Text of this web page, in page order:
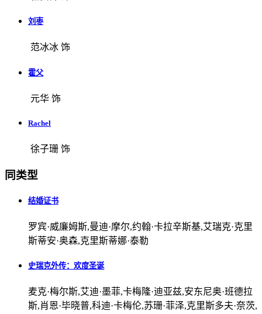
刘枣
范冰冰 饰
霍父
元华 饰
Rachel
徐子珊 饰
同类型
结婚证书
罗宾·威廉姆斯,曼迪·摩尔,约翰·卡拉辛斯基,艾瑞克·克里
斯蒂安·奥森,克里斯蒂娜·泰勒
史瑞克外传：欢度圣诞
麦克·梅尔斯,艾迪·墨菲,卡梅隆·迪亚兹,安东尼奥·班德拉
斯,肖恩·毕晓普,科迪·卡梅伦,苏珊·菲泽,克里斯多夫·奈茨,